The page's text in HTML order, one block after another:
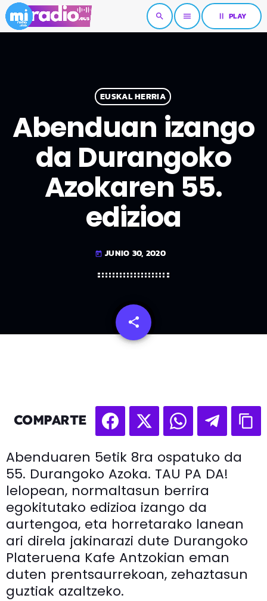
search menu pause PLAY
EUSKAL HERRIA
Abenduan izango
da Durangoko
Azokaren 55.
edizioa
today JUNIO 30, 2020
share
email
COMPARTE
Abenduaren 5etik 8ra ospatuko da
55. Durangoko Azoka. TAU PA DA!
lelopean, normaltasun berrira
egokitutako edizioa izango da
aurtengoa, eta horretarako lanean
ari direla jakinarazi dute Durangoko
Plateruena Kafe Antzokian eman
duten prentsaurrekoan, zehaztasun
guztiak azaltzeko.